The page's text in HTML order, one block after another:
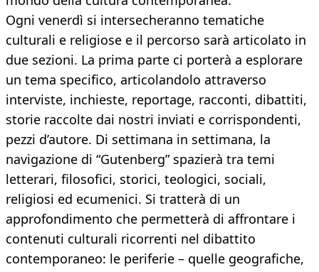
Ogni venerdì si intersecheranno tematiche
culturali e religiose e il percorso sarà articolato in
due sezioni. La prima parte ci porterà a esplorare
un tema specifico, articolandolo attraverso
interviste, inchieste, reportage, racconti, dibattiti,
storie raccolte dai nostri inviati e corrispondenti,
pezzi d’autore. Di settimana in settimana, la
navigazione di “Gutenberg” spazierà tra temi
letterari, filosofici, storici, teologici, sociali,
religiosi ed ecumenici. Si tratterà di un
approfondimento che permetterà di affrontare i
contenuti culturali ricorrenti nel dibattito
contemporaneo: le periferie – quelle geografiche,